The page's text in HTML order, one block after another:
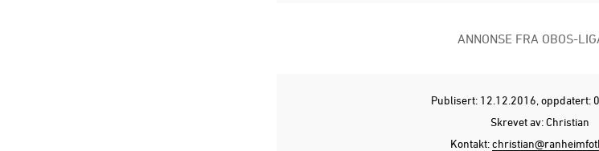
ANNONSE FRA OBOS-
Publisert: 12.12.2016 , oppdatert:
Skrevet av: Christian
Kontakt: